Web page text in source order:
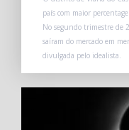
país com maior
No segundo trimestre de
saíram do mercado em
divulgada pelo idealista.